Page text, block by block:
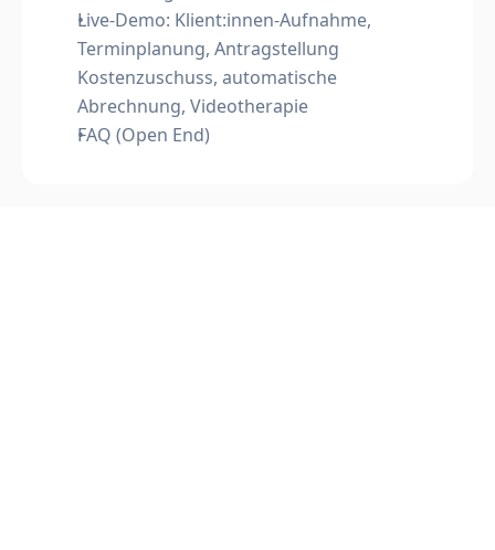
Live-Demo: Klient:innen-Aufnahme,
Terminplanung, Antragstellung
Kostenzuschuss, automatische
Abrechnung, Videotherapie
FAQ (Open End)